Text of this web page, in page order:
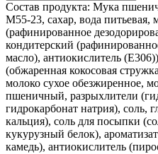
Состав продукта: Мука
М55-23, сахар, вода питьевая,
(рафинированное
кондитерский
масло), антиокислитель
(обжаренная кокосовая
молоко сухое обезжиренное,
пшеничный, разрыхлители
гидрокарбонат натрия), соль,
кальция), соль для посыпки
кукурузный белок),
камедь), антиокислитель